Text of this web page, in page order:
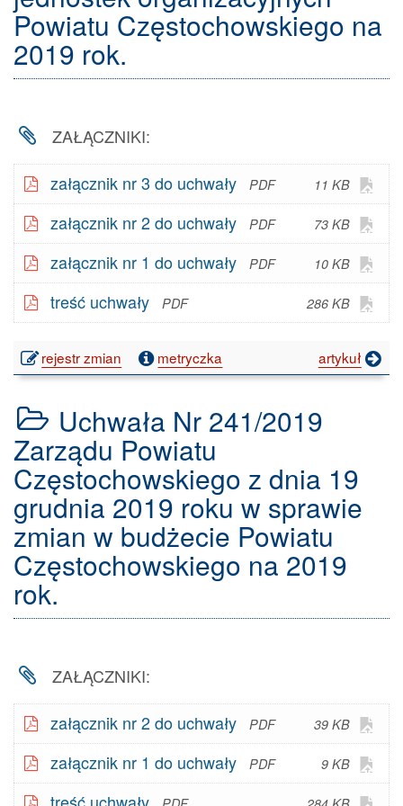
roku
w
zmian
Powiatu
Częstochowskiego
na
2019
rok.
Powiatu Częstochowskiego na
2019 rok.
ZAŁĄCZNIKI:
załącznik nr 3 do uchwały
11 KB
plik
w
-
załącznik nr 2 do uchwały 73 KB
plik
w
-
załącznik nr 1 do uchwały 10 KB
plik
w
-
treść uchwały 286 KB
plik
w
rejestr zmian publikacji:
Uchwała
242/2019
Zarządu
Powiatu
Częstochowskiego
z
dnia
19
grudnia
2019
sprawie
finansowych
organizacyjnych
Powiatu
Częstochowskiego
na
metryczka artykuł
Uchwała Nr 241/2019
Zarządu Powiatu
Częstochowskiego z dnia 19
grudnia 2019 roku w sprawie
zmian w budżecie Powiatu
Częstochowskiego na 2019
rok.
ZAŁĄCZNIKI:
załącznik nr 2 do uchwały
39 KB
plik
w
załącznik nr 1 do uchwały 9 KB
plik